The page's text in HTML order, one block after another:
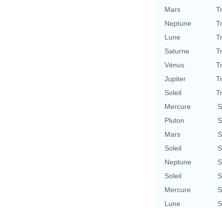
Mars
Neptune
Lune
Saturne
Vénus
Jupiter
Soleil
Mercure
Pluton
Mars
Soleil
Neptune
Soleil
Mercure
Lune